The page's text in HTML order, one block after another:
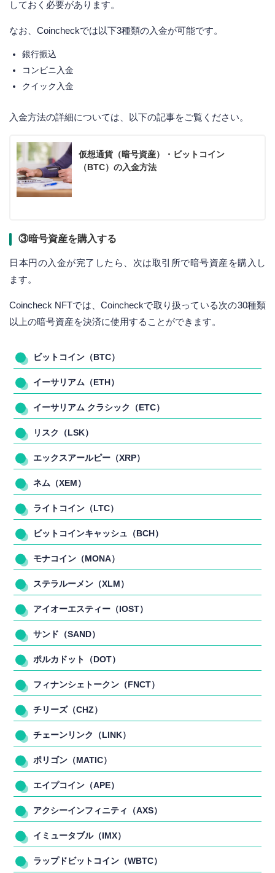
しておく必要があります。
なお、Coincheckでは以下3種類の入金が可能です。
銀行振込
コンビニ入金
クイック入金
入金方法の詳細については、以下の記事をご覧ください。
仮想通貨（暗号資産）・ビットコイン
（BTC）の入金方法
③暗号資産を購入する
日本円の入金が完了したら、次は取引所で暗号資産を購入し
ます。
Coincheck NFTでは、Coincheckで取り扱っている次の30種類
以上の暗号資産を決済に使用することができます。
ビットコイン（BTC）
イーサリアム（ETH）
イーサリアム クラシック（ETC）
リスク（LSK）
エックスアールピー（XRP）
ネム（XEM）
ライトコイン（LTC）
ビットコインキャッシュ（BCH）
モナコイン（MONA）
ステラルーメン（XLM）
アイオーエスティー（IOST）
サンド（SAND）
ポルカドット（DOT）
フィナンシェトークン（FNCT）
チリーズ（CHZ）
チェーンリンク（LINK）
ポリゴン（MATIC）
エイプコイン（APE）
アクシーインフィニティ（AXS）
イミュータブル（IMX）
ラップドビットコイン（WBTC）